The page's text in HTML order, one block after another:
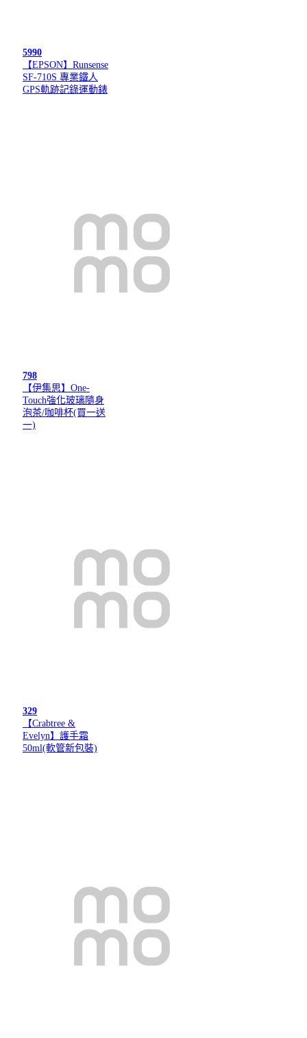
5990
【EPSON】Runsense
SF-710S 專業鐵人
GPS軌跡記錄運動錶
798
【伊集思】One-
Touch強化玻璃隨身
泡茶/咖啡杯(買一送
一)
329
【Crabtree &
Evelyn】護手霜
50ml(軟管新包裝)